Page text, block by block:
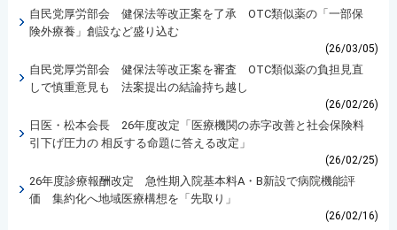
自民党厚労部会 健保法等改正案を了承 OTC類似薬の「一部保
険外療養」創設など盛り込む
(26/03/05)
自民党厚労部会 健保法等改正案を審査 OTC類似薬の負担見直
しで慎重意見も 法案提出の結論持ち越し
(26/02/26)
日医・松本会長 26年度改定「医療機関の赤字改善と社会保険料
引下げ圧力の 相反する命題に答える改定」
(26/02/25)
26年度診療報酬改定 急性期入院基本料A・B新設で病院機能評
価 集約化へ地域医療構想を「先取り」
(26/02/16)